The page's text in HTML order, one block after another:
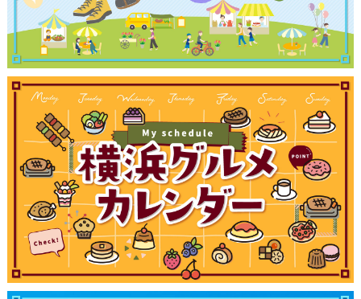
観光ガイド
ランキング
ブログ記事
サイトについて